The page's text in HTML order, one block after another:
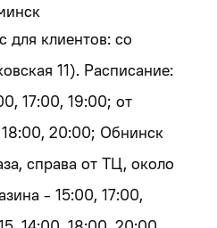
для клиентов: со
11). Расписание:
17:00, 19:00; от
18:00, 20:00; Обнинск
справа от ТЦ, около
- 15:00, 17:00,